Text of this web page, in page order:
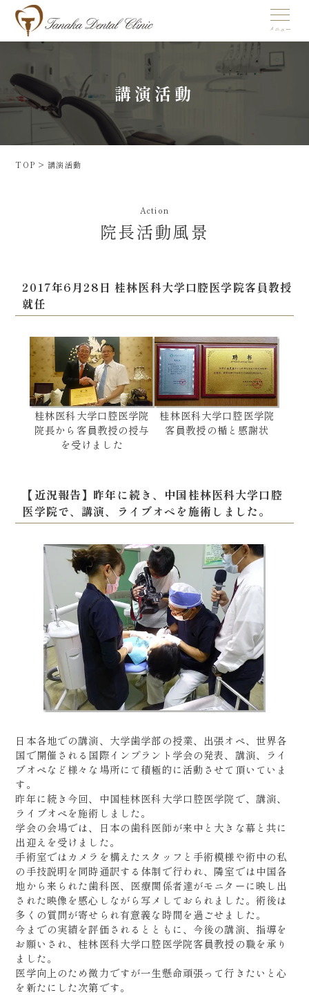
講演活動
TOP >講演活動
Action
院長活動風景
2017年6月28日 桂林医科大学口腔医学院客員教授
就任
桂林医科大学口腔医学院
院長から客員教授の授与
を受けました
桂林医科大学口腔医学院
客員教授の楯と感謝状
【近況報告】昨年に続き、中国桂林医科大学口腔
医学院で、講演、ライブオペを施術しました。
日本各地での講演、大学歯学部の授業、出張オペ、世界各
国で開催される国際インプラント学会の発表、講演、ライ
ブオペなど様々な場所にて積極的に活動させて頂いていま
す。
昨年に続き今回、中国桂林医科大学口腔医学院で、講演、
ライブオペを施術しました。
学会の会場では、日本の歯科医師が来中と大きな幕と共に
出迎えを受けました。
手術室ではカメラを構えたスタッフと手術模様や術中の私
の手技説明を同時通訳する体制で行われ、隣室では中国各
地から来られた歯科医、医療関係者達がモニターに映し出
された映像を感心しながら写メしておられました。術後は
多くの質問が寄せられ有意義な時間を過ごせました。
今までの実績を評価されるとともに、今後の講演、指導を
お願いされ、桂林医科大学口腔医学院客員教授の職を承り
ました。
医学向上のため微力ですが一生懸命頑張って行きたいと心
を新たにした次第です。